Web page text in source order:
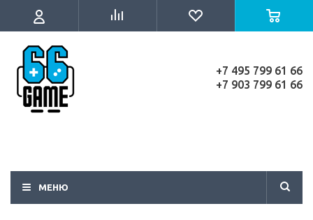
+7 495 799 61 66
+7 903 799 61 66
МЕНЮ